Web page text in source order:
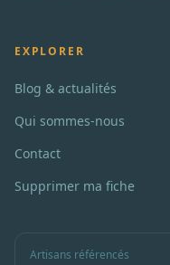
EXPLORER
Blog & actualités
Qui sommes-nous
Contact
Supprimer ma fiche
Artisans référencés